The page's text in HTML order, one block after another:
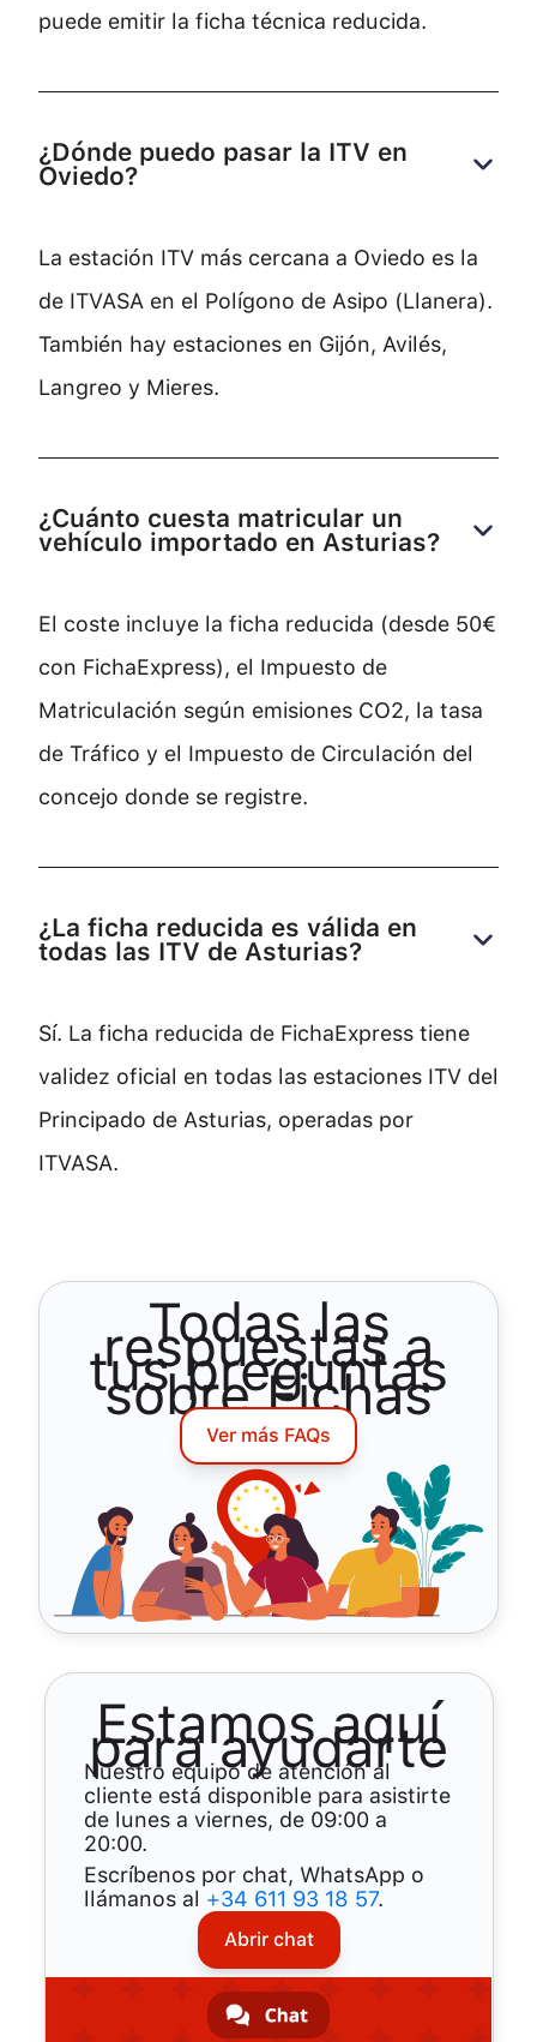
puede emitir la ficha técnica reducida.
¿Dónde puedo pasar la ITV en
Oviedo?
La estación ITV más cercana a Oviedo es la
de ITVASA en el Polígono de Asipo (Llanera).
También hay estaciones en Gijón, Avilés,
Langreo y Mieres.
¿Cuánto cuesta matricular un
vehículo importado en Asturias?
El coste incluye la ficha reducida (desde 50€
con FichaExpress), el Impuesto de
Matriculación según emisiones CO2, la tasa
de Tráfico y el Impuesto de Circulación del
concejo donde se registre.
¿La ficha reducida es válida en
todas las ITV de Asturias?
Sí. La ficha reducida de FichaExpress tiene
validez oficial en todas las estaciones ITV del
Principado de Asturias, operadas por
ITVASA.
Todas las
respuestas a
tus preguntas
sobre Fichas
Ver más FAQs
Estamos aquí
para ayudarte
Nuestro equipo de atención al
cliente está disponible para asistirte
de lunes a viernes, de 09:00 a
20:00.
Escríbenos por chat, WhatsApp o
llámanos al +34 611 93 18 57.
Abrir chat